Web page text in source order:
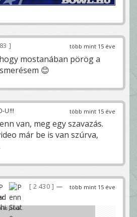
több mint 15 éve
mostanában pörög a
😊
több mint 15 éve
U!!!
van, meg egy szavazás.
már be is van szúrva,
több mint 15 éve
2 430
—
is járna...